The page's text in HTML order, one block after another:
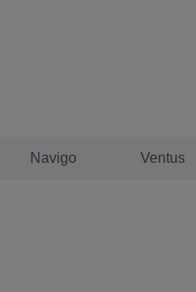
Navigo Ventus